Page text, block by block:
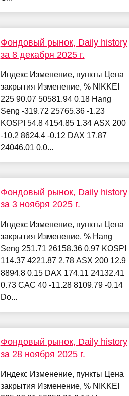
Фондовый рынок, Daily history
за 8 декабря 2025 г.
Индекс Изменение, пункты Цена
закрытия Изменение, % NIKKEI
225 90.07 50581.94 0.18 Hang
Seng -319.72 25765.36 -1.23
KOSPI 54.8 4154.85 1.34 ASX 200
-10.2 8624.4 -0.12 DAX 17.87
24046.01 0.0...
Фондовый рынок, Daily history
за 3 ноября 2025 г.
Индекс Изменение, пункты Цена
закрытия Изменение, % Hang
Seng 251.71 26158.36 0.97 KOSPI
114.37 4221.87 2.78 ASX 200 12.9
8894.8 0.15 DAX 174.11 24132.41
0.73 CAC 40 -11.28 8109.79 -0.14
Do...
Фондовый рынок, Daily history
за 28 ноября 2025 г.
Индекс Изменение, пункты Цена
закрытия Изменение, % NIKKEI